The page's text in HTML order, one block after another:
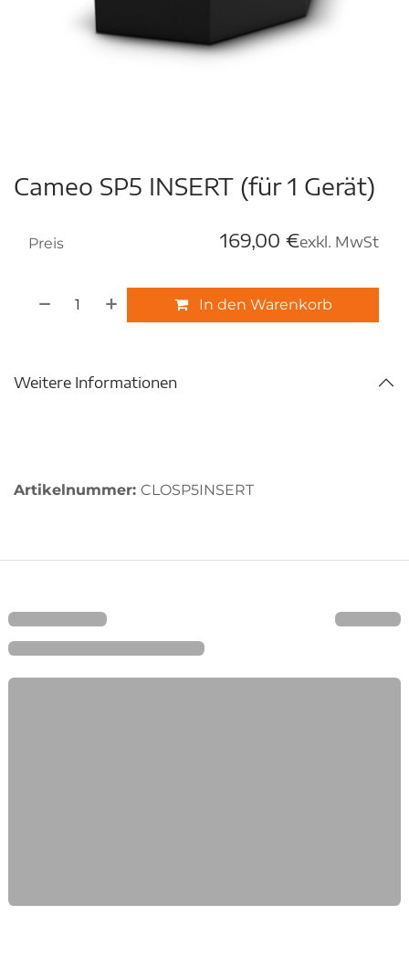
Cameo SP5 INSERT (für 1 Gerät)
In den Warenkorb
Preis 169,00 €exkl. MwSt
Weitere Informationen
Artikelnummer: CLOSP5INSERT